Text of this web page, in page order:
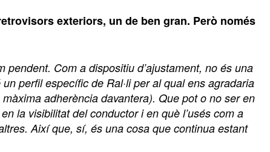
exteriors, un de ben gran. Però només
Com a dispositiu d’ajustament, no és una
perfil específic de Ral·li per al qual ens agradaria
adherència davantera). Que pot o no ser en
la visibilitat del conductor i en què l’usés com a
Així que, sí, és una cosa que continua estant